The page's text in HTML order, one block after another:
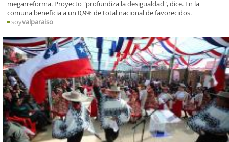
megarreforma. Proyecto "profundiza la desigualdad", dice. En la
comuna beneficia a un 0,9% de total nacional de favorecidos.
soyvalparaiso